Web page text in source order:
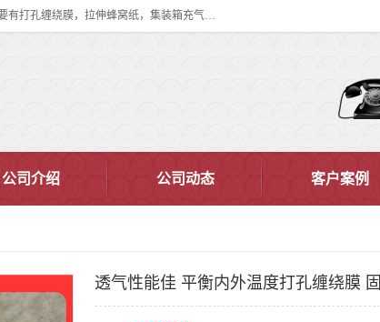
双忠包装材料（苏州）有限公司是上海双忠包装材料设立在苏州太仓的生产基地，占地约2万平米，产品主要有打孔缠绕膜，拉伸蜂窝纸，集装箱充气袋，滑托板，打包带，裹包网兜，防滑纸等箱体和托盘的运输和保护性包材。固永包材®，GooYon Pack®，是我们保护性包装材料的专属品牌。
公司介绍 公司动态 客户案例
透气性能佳 平衡内外温度打孔缠绕膜